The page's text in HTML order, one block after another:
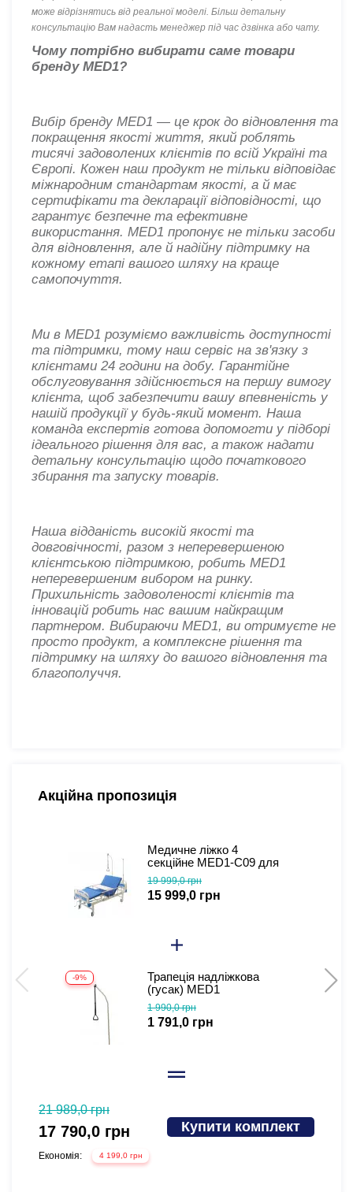
може відрізнятись від реальної моделі. Більш детальну
консультацію Вам надасть менеджер під час дзвінка або чату.
Чому потрібно вибирати саме товари
бренду MED1?
Вибір бренду MED1 — це крок до відновлення та
покращення якості життя, який роблять
тисячі задоволених клієнтів по всій Україні та
Європі. Кожен наш продукт не тільки відповідає
міжнародним стандартам якості, а й має
сертифікати та декларації відповідності, що
гарантує безпечне та ефективне
використання. MED1 пропонує не тільки засоби
для відновлення, але й надійну підтримку на
кожному етапі вашого шляху на краще
самопочуття.
Ми в MED1 розуміємо важливість доступності
та підтримки, тому наш сервіс на зв'язку з
клієнтами 24 години на добу. Гарантійне
обслуговування здійснюється на першу вимогу
клієнта, щоб забезпечити вашу впевненість у
нашій продукції у будь-який момент. Наша
команда експертів готова допомогти у підборі
ідеального рішення для вас, а також надати
детальну консультацію щодо початкового
збирання та запуску товарів.
Наша відданість високій якості та
довговічності, разом з неперевершеною
клієнтською підтримкою, робить MED1
неперевершеним вибором на ринку.
Прихильність задоволеності клієнтів та
інновацій робить нас вашим найкращим
партнером. Вибираючи MED1, ви отримуєте не
просто продукт, а комплексне рішення та
підтримку на шляху до вашого відновлення та
благополуччя.
Акційна пропозиція
Медичне ліжко 4
секційне MED1-C09 для
лікарні, клініки, дому.
Функціональне ліжко для
інвалідів (відеоогляд)
19 999,0 грн
15 999,0 грн
-9%
Трапеція надліжкова
(гусак) MED1
1 990,0 грн
1 791,0 грн
21 989,0 грн
17 790,0 грн
Економія: 4 199,0 грн
Купити комплект